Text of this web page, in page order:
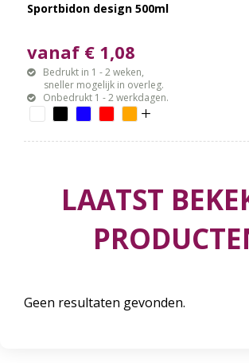
Sportbidon design 500ml
vanaf € 1,08
Bedrukt in 1 - 2 weken,
sneller mogelijk in overleg.
Onbedrukt 1 - 2 werkdagen.
LAATST
Geen resultaten gevonden.